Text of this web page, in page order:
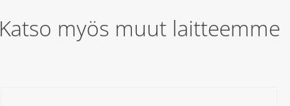
Katso myös muut laitteemme